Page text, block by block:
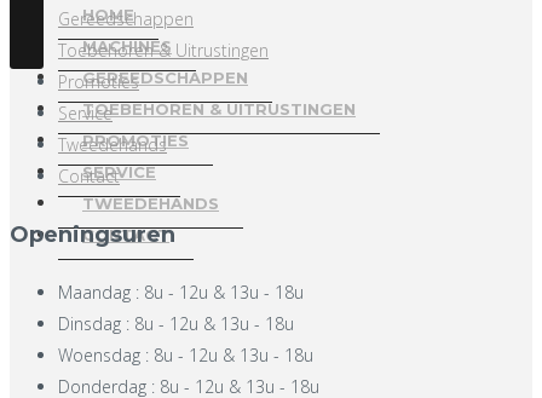
HOME
MACHINES
Boormachines
Freesmachines
Zaagmachines
Draaibanken
Machinecenters
Slijp- & Schuurmachines
Pons- & Knipmachines
Plaatbewerkingsmachines
Taparmen
GEREEDSCHAPPEN
Snij- & Slijpgereedschap
Opspangereedschap
Plooigereedschap
Elektrisch Gereedschap
Pneumatisch Gereedschap
TOEBEHOREN & UITRUSTINGEN
Oliën en Vetten
Koelmiddelen
Veiligheid
Werkplaatsuitrusting
PROMOTIES
SERVICE
TWEEDEHANDS
CONTACT
Gereedschappen
Toebehoren & Uitrustingen
Promoties
Service
Tweedehands
Contact
Openingsuren
Maandag : 8u - 12u & 13u - 18u
Dinsdag : 8u - 12u & 13u - 18u
Woensdag : 8u - 12u & 13u - 18u
Donderdag : 8u - 12u & 13u - 18u